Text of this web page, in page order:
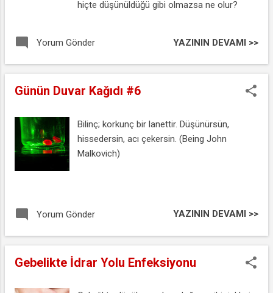
hiçte düşünüldüğü gibi olmazsa ne olur?
Yorum Gönder YAZININ DEVAMI >>
Günün Duvar Kağıdı #6
Bilinç; korkunç bir lanettir. Düşünürsün,
hissedersin, acı çekersin. (Being John
Malkovich)
Yorum Gönder YAZININ DEVAMI >>
Gebelikte İdrar Yolu Enfeksiyonu